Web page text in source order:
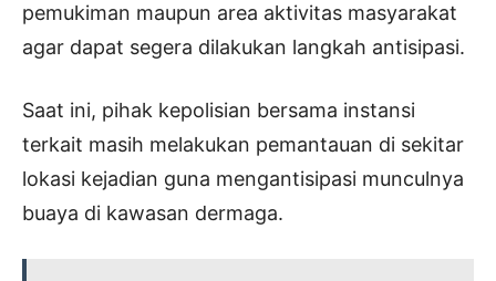
pemukiman maupun area aktivitas masyarakat
agar dapat segera dilakukan langkah antisipasi.
Saat ini, pihak kepolisian bersama instansi
terkait masih melakukan pemantauan di sekitar
lokasi kejadian guna mengantisipasi munculnya
buaya di kawasan dermaga.